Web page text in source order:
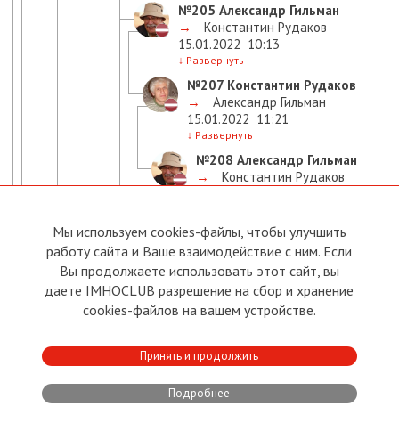
№205 Александр Гильман
→
Константин Рудаков
15.01.2022 10:13
↓ Развернуть
№207 Константин Рудаков
→
Александр Гильман
15.01.2022 11:21
↓ Развернуть
№208 Александр Гильман
→
Константин Рудаков
№215Maija Vainst
→ Константин Рудаков
16.01.2022 12:38
№221Константин Рудаков
16.01.2022 17:16
↓ Развернуть
№177Пётр Лунёв
→ Александр Гильман
Мы используем cookies-файлы, чтобы улучшить
работу сайта и Ваше взаимодействие с ним. Если
Вы продолжаете использовать этот сайт, вы
даете IMHOCLUB разрешение на сбор и хранение
cookies-файлов на вашем устройстве.
Принять и продолжить
Подробнее